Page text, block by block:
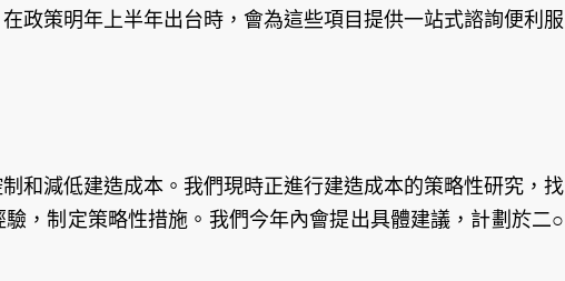
政策明年上半年出台時，會為這些項目提供一站式諮詢便利服
和減低建造成本。我們現時正進行建造成本的策略性研究，找
，制定策略性措施。我們今年內會提出具體建議，計劃於二○